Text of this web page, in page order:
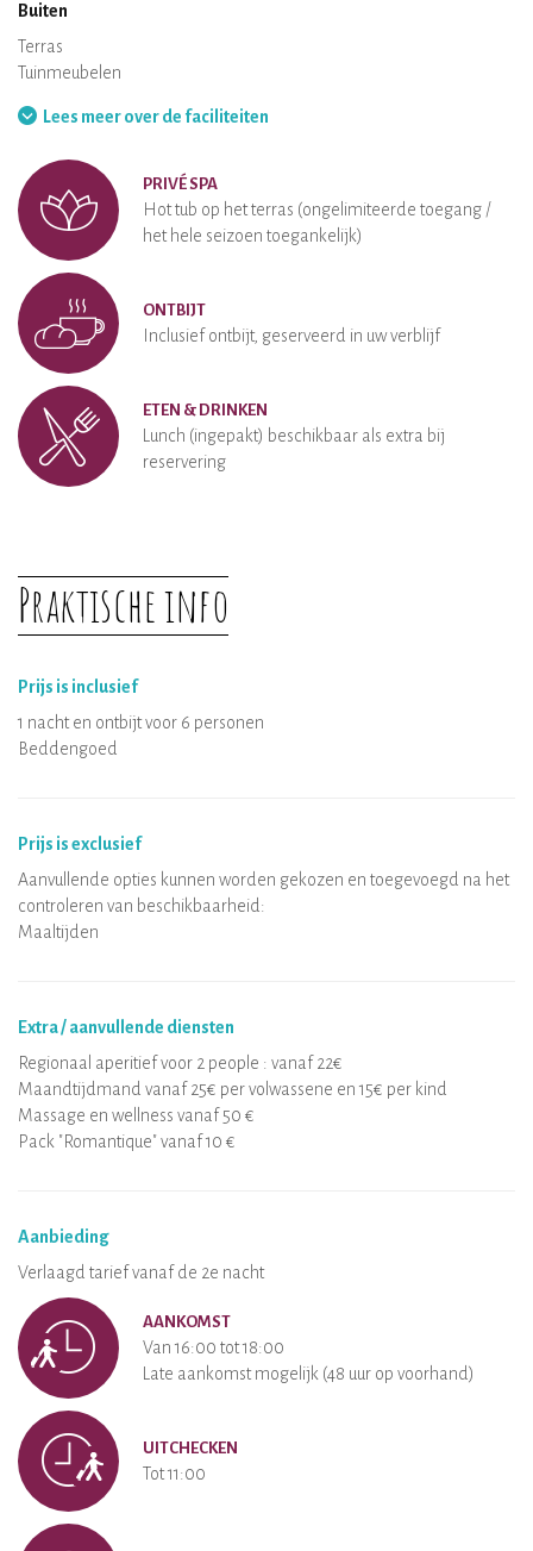
Buiten
Terras
Tuinmeubelen
Lees meer over de faciliteiten
PRIVÉ SPA
Hot tub op het terras (ongelimiteerde toegang /
het hele seizoen toegankelijk)
ONTBIJT
Inclusief ontbijt, geserveerd in uw verblijf
ETEN & DRINKEN
Lunch (ingepakt) beschikbaar als extra bij
reservering
Praktische info
Prijs is inclusief
1 nacht en ontbijt voor 6 personen
Beddengoed
Prijs is exclusief
Aanvullende opties kunnen worden gekozen en toegevoegd na het
controleren van beschikbaarheid:
Maaltijden
Extra / aanvullende diensten
Regionaal aperitief voor 2 people : vanaf 22€
Maandtijdmand vanaf 25€ per volwassene en 15€ per kind
Massage en wellness vanaf 50 €
Pack "Romantique" vanaf 10 €
Aanbieding
Verlaagd tarief vanaf de 2e nacht
AANKOMST
Van 16:00 tot 18:00
Late aankomst mogelijk (48 uur op voorhand)
UITCHECKEN
Tot 11:00